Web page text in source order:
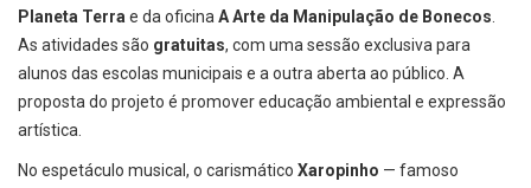
Planeta Terrae da oficinaA Arte da Manipulação de Bonecos.
As atividades são gratuitas, com uma sessão exclusiva para
alunos das escolas municipais e a outra aberta ao público. A
proposta do projeto é promover educação ambiental e expressão
artística.
No espetáculo musical, o carismático Xaropinho — famoso